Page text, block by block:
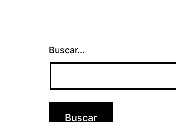
Buscar...